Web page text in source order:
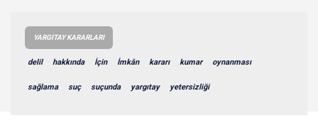
YARGITAY KARARLARI
delil hakkında İçin İmkân kararı kumar oynanması
sağlama suç suçunda yargıtay yetersizliği